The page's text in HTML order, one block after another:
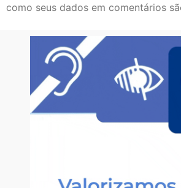
como seus dados em comentários